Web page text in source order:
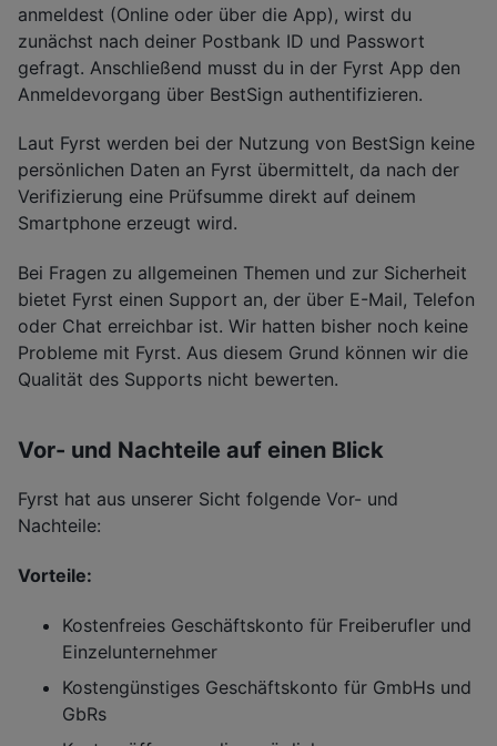
anmeldest (Online oder über die App), wirst du
zunächst nach deiner Postbank ID und Passwort
gefragt. Anschließend musst du in der Fyrst App den
Anmeldevorgang über BestSign authentifizieren.
Laut Fyrst werden bei der Nutzung von BestSign keine
persönlichen Daten an Fyrst übermittelt, da nach der
Verifizierung eine Prüfsumme direkt auf deinem
Smartphone erzeugt wird.
Bei Fragen zu allgemeinen Themen und zur Sicherheit
bietet Fyrst einen Support an, der über E-Mail, Telefon
oder Chat erreichbar ist. Wir hatten bisher noch keine
Probleme mit Fyrst. Aus diesem Grund können wir die
Qualität des Supports nicht bewerten.
Vor- und Nachteile auf einen Blick
Fyrst hat aus unserer Sicht folgende Vor- und
Nachteile:
Vorteile:
Kostenfreies Geschäftskonto für Freiberufler und
Einzelunternehmer
Kostengünstiges Geschäftskonto für GmbHs und
GbRs